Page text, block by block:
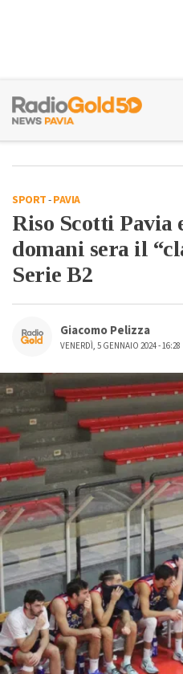
SPORT-PAVIA
Riso Scotti Pavia
domani sera il
Serie B2
Giacomo Pelizza
VENERDÌ, 5 GENNAIO 2024 - 16:28